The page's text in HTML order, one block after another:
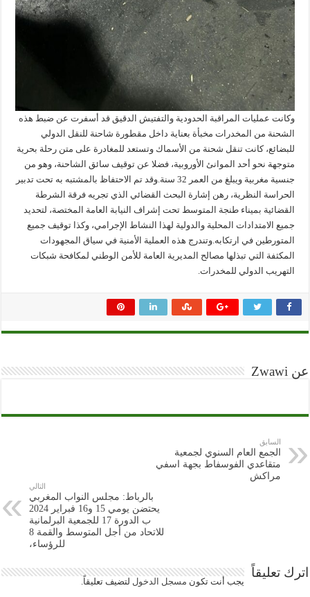
وكانت عمليات المراقبة الحدودية والتفتيش الدقيق قد أسفرت عن ضبط هذه
الشحنة من المخدرات مخبأة بعناية داخل مقطورة شاحنة للنقل الدولي
للبضائع، كانت تنقل شحنة من الأسماك وتستعد للمغادرة على متن رحلة بحرية
متوجهة نحو أحد الموانئ الأوروبية، فضلا عن توقيف سائق الشاحنة، وهو من
جنسية مغربية ويبلغ من العمر 32 سنة.وقد تم الاحتفاظ بالمشتبه به تحت تدبير
الحراسة النظرية، رهن إشارة البحث القضائي الذي تجريه فرقة الشرطة
القضائية بميناء طنجة المتوسط تحت إشراف النيابة العامة المختصة، لتحديد
جميع الامتدادات المحلية والدولية لهذا النشاط الإجرامي، وكذا توقيف جميع
المتورطين في ارتكابه.وتندرج هذه العملية الأمنية في سياق المجهودات
المكثفة التي تبذلها مصالح المديرية العامة للأمن الوطني لمكافحة شبكات
التهريب الدولي للمخدرات.
عن Zwawi
السابق
الجمع العام السنوي لجمعية
متقاعدي الفوسفاط بجهة اسفي
مراكش
التالي
بالرباط: مجلس النواب المغربي
يحتضن يومي 15 و16 فبراير 2024
ب الدورة 17 للجمعية البرلمانية
للاتحاد من أجل المتوسط والقمة 8
للرؤساء،
اترك تعليقاً
يجب أنت تكون مسجل الدخول لتضيف تعليقاً.